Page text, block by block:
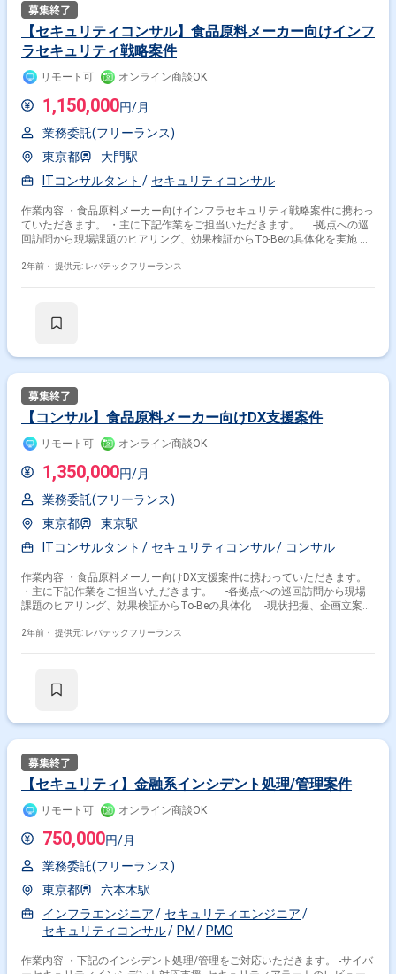
【セキュリティコンサル】食品原料メーカー向けインフ
ラセキュリティ戦略案件
リモート可 オンライン商談OK
1,150,000円/月
業務委託(フリーランス)
東京都
大門駅
ITコンサルタント
セキュリティコンサル
作業内容 ・食品原料メーカー向けインフラセキュリティ戦略案件に携わっ
ていただきます。 ・主に下記作業をご担当いただきます。 -拠点への巡
回訪問から現場課題のヒアリング、効果検証からTo-Beの具体化を実施 -
行プロセスの具体化等
2年前・ 提供元: レバテックフリーランス
【コンサル】食品原料メーカー向けDX支援案件
リモート可 オンライン商談OK
1,350,000円/月
業務委託(フリーランス)
東京都
東京駅
ITコンサルタント
セキュリティコンサル コンサル
作業内容 ・食品原料メーカー向けDX支援案件に携わっていただきます。
・主に下記作業をご担当いただきます。 -各拠点への巡回訪問から現場
課題のヒアリング、効果検証からTo-Beの具体化 -現状把握、企画立案、
2年前・ 提供元: レバテックフリーランス
【セキュリティ】金融系インシデント処理/管理案件
リモート可 オンライン商談OK
750,000円/月
業務委託(フリーランス)
東京都
六本木駅
インフラエンジニア
セキュリティエンジニア
セキュリティコンサル
PM PMO
作業内容 ・下記のインシデント処理/管理をご対応いただきます。 ‐サイバ
Google Cloud Platform
Access SQL BigQuery
その他の職種から探す
コンサル PM
ITコンサルタント
セキュリティエンジニア